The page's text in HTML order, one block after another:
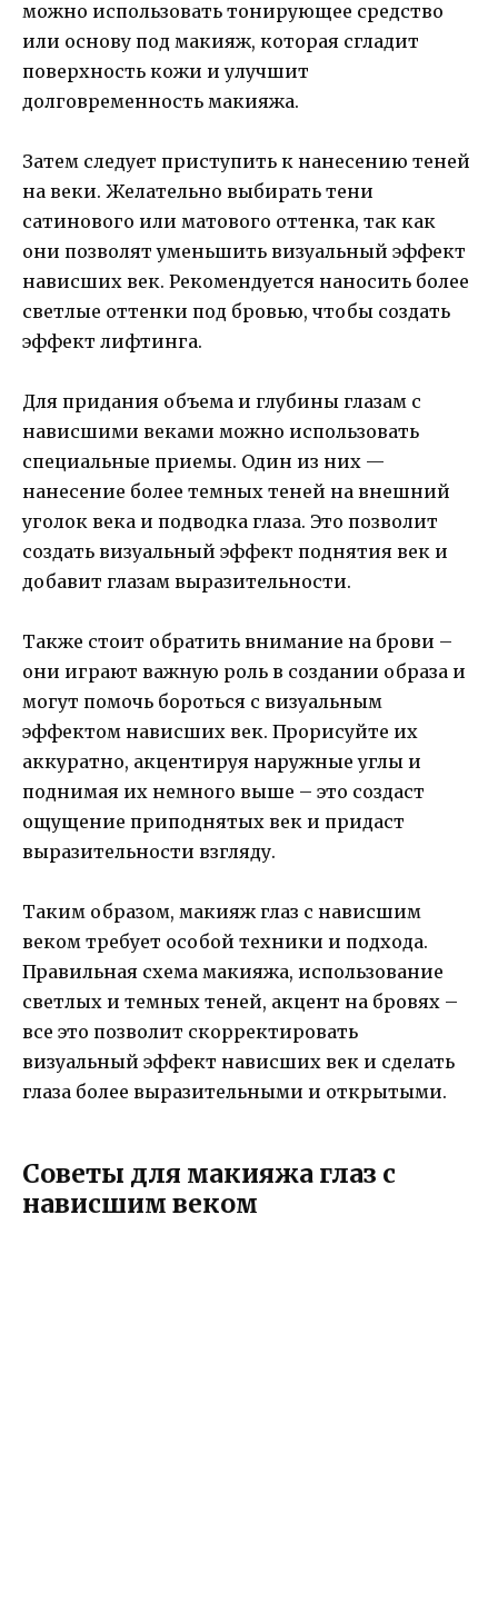
можно использовать тонирующее средство
или основу под макияж, которая сгладит
поверхность кожи и улучшит
долговременность макияжа.
Затем следует приступить к нанесению теней
на веки. Желательно выбирать тени
сатинового или матового оттенка, так как
они позволят уменьшить визуальный эффект
нависших век. Рекомендуется наносить более
светлые оттенки под бровью, чтобы создать
эффект лифтинга.
Для придания объема и глубины глазам с
нависшими веками можно использовать
специальные приемы. Один из них —
нанесение более темных теней на внешний
уголок века и подводка глаза. Это позволит
создать визуальный эффект поднятия век и
добавит глазам выразительности.
Также стоит обратить внимание на брови –
они играют важную роль в создании образа и
могут помочь бороться с визуальным
эффектом нависших век. Прорисуйте их
аккуратно, акцентируя наружные углы и
поднимая их немного выше – это создаст
ощущение приподнятых век и придаст
выразительности взгляду.
Таким образом, макияж глаз с нависшим
веком требует особой техники и подхода.
Правильная схема макияжа, использование
светлых и темных теней, акцент на бровях –
все это позволит скорректировать
визуальный эффект нависших век и сделать
глаза более выразительными и открытыми.
Советы для макияжа глаз с
нависшим веком